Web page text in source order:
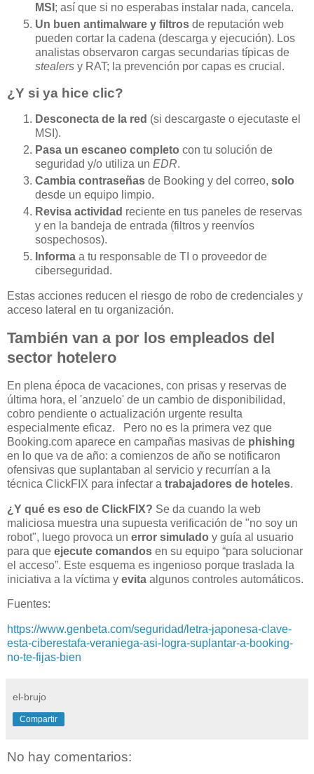
MSI ; así que si no esperabas instalar nada, cancela.
Un buen antimalware y filtros de reputación web
pueden cortar la cadena (descarga y ejecución). Los
analistas observaron cargas secundarias típicas de
stealers y RAT; la prevención por capas es crucial.
¿Y si ya hice clic?
Desconecta de la red (si descargaste o ejecutaste el
MSI).
Pasa un escaneo completo con tu solución de
seguridad y/o utiliza un EDR.
Cambia contraseñas de Booking y del correo, solo
desde un equipo limpio.
Revisa actividad reciente en tus paneles de reservas
y en la bandeja de entrada (filtros y reenvíos
sospechosos).
Informa a tu responsable de TI o proveedor de
ciberseguridad.
Estas acciones reducen el riesgo de robo de credenciales y
acceso lateral en tu organización.
También van a por los empleados del
sector hotelero
En plena época de vacaciones, con prisas y reservas de
última hora, el 'anzuelo' de un cambio de disponibilidad,
cobro pendiente o actualización urgente resulta
especialmente eficaz. Pero no es la primera vez que
Booking.com aparece en campañas masivas de phishing
en lo que va de año: a comienzos de año se notificaron
ofensivas que suplantaban al servicio y recurrían a la
técnica ClickFIX para infectar a trabajadores de hoteles.
¿Y qué es eso de ClickFIX? Se da cuando la web
maliciosa muestra una supuesta verificación de "no soy un
robot", luego provoca un error simulado y guía al usuario
para que ejecute comandos en su equipo “para solucionar
el acceso”. Este esquema es ingenioso porque traslada la
iniciativa a la víctima y evita algunos controles automáticos.
Fuentes:
https://www.genbeta.com/seguridad/letra-japonesa-clave-
esta-ciberestafa-veraniega-asi-logra-suplantar-a-booking-
no-te-fijas-bien
el-brujo
Compartir
No hay comentarios: